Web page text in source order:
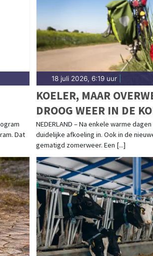
Dat
18 juli 2026, 6:19 uur|
KOELER, MAAR
DROOG WEER IN DE
WEEK
NEDERLAND – Na enkele warme
duidelijke afkoeling in. Ook in de
gematigd zomerweer. Een [...]